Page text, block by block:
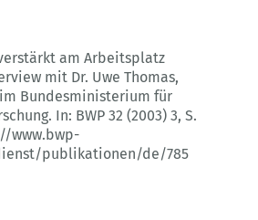
am Arbeitsplatz
mit Dr. Uwe Thomas,
Bundesministerium für
In: BWP 32 (2003) 3, S.
www.bwp-
publikationen/de/785